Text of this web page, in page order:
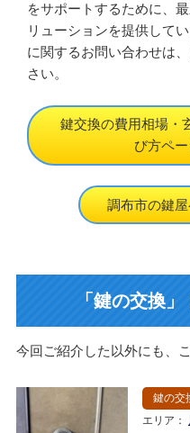
をサポートするために、
リューションを提供して
に関するお問い合わせは
さい。
鍵交換の費用相場・
び方ペ
調布市の鍵
「鍵の交換
今回ご紹介した以外にも、
鍵の交
エリア：